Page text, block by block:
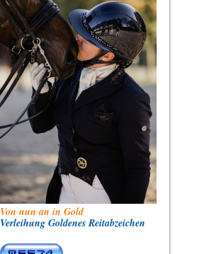
Von nun an in Gold
Verleihung Goldenes Reitabzeichen